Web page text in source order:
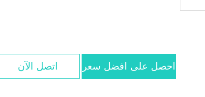
احصل على افضل سعر اتصل الآن